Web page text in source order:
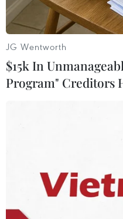
Ứng cử viên Hàn
vào vị trí lãnh đạo
JG Wentworth
$15k In
Program" Creditors